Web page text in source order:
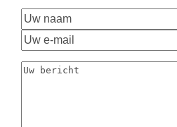
Uw
naam
Uw
e-
mail
Uw